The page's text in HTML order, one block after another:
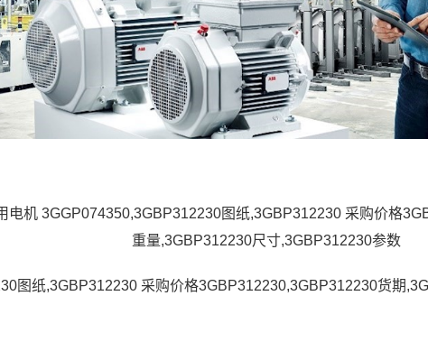
电机 3GGP074350,3GBP312230图纸,3GBP312230 采购价格
重量,3GBP312230尺寸,3GBP312230参数
图纸,3GBP312230 采购价格3GBP312230,3GBP312230货期